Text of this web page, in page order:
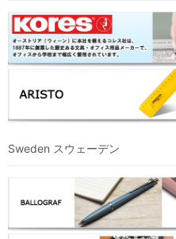
Sweden スウェーデン